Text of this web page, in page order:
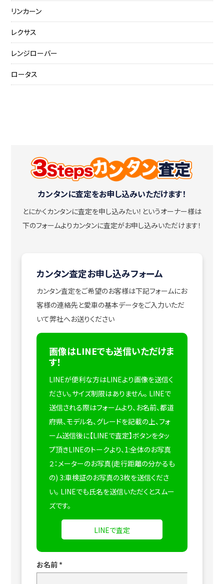
リンカーン
レクサス
レンジローバー
ロータス
カンタンに査定をお申し込みいただけます！
とにかくカンタンに査定を申し込みたい！ というオーナー様は
下のフォームよりカンタンに査定がお申し込みいただけます！
カンタン査定お申し込みフォーム
カンタン査定をご希望のお客様は下記フォームにお
客様の連絡先と愛車の基本データをご入力いただ
いて弊社へお送りください
画像はLINEでも送信いただけま
す！
LINEが便利な方はLINEより画像を送信く
ださい。サイズ制限はありません。 LINEで
送信される際はフォームより、お名前、都道
府県、モデル名、グレードを記載の上、フォ
ーム送信後に【LINEで査定】ボタンをタッ
プ頂きLINEのトークより、1:全体のお写真
２：メーターのお写真(走行距離の分かるも
の) 3:車検証のお写真の3枚を送信くださ
い。 LINEでも氏名を送信いただくとスムー
ズです。
LINEで査定
お名前 *